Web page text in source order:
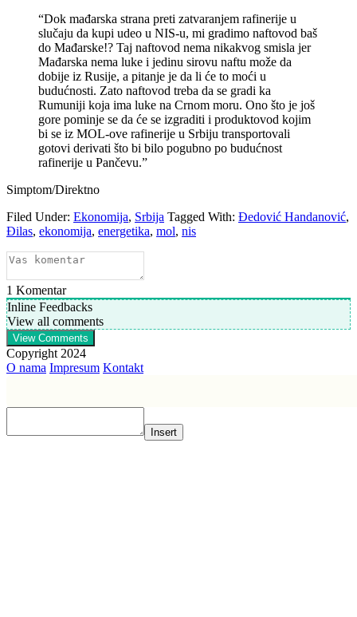
“Dok mađarska strana preti zatvaranjem rafinerije u
slučaju da kupi udeo u NIS-u, mi gradimo naftovod baš
do Mađarske!? Taj naftovod nema nikakvog smisla jer
Mađarska nema luke i jedinu sirovu naftu može da
dobije iz Rusije, a pitanje je da li će to moći u
budućnosti. Zato naftovod treba da se gradi ka
Rumuniji koja ima luke na Crnom moru. Ono što je još
gore pominje se da će se izgraditi i produktovod kojim
bi se iz MOL-ove rafinerije u Srbiju transportovali
gotovi derivati što bi bilo pogubno po budućnost
rafinerije u Pančevu.”
Simptom/Direktno
Filed Under: Ekonomija, Srbija Tagged With: Đedović Handanović,
Đilas, ekonomija, energetika, mol, nis
1 Komentar
Inline Feedbacks
View all comments
View Comments
Copyright 2024
O nama Impresum Kontakt
Insert